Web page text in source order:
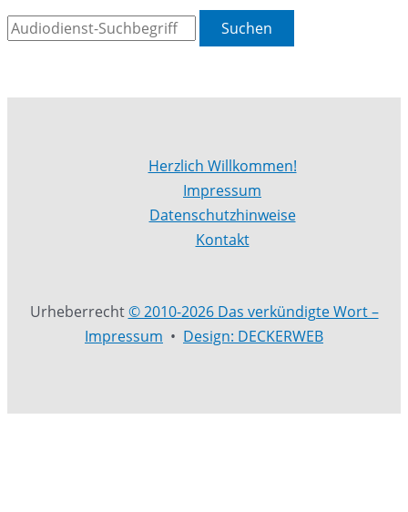
Suchen
Herzlich Willkommen!
Impressum
Datenschutzhinweise
Kontakt
Urheberrecht© 2010-2026 Das verkündigte Wort –
Impressum • Design: DECKERWEB